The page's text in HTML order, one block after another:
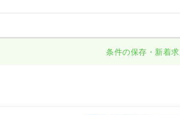
条件の保存・新着